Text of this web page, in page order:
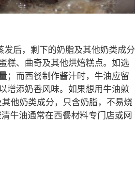
后，剩下的奶脂及其他奶类成分
糕、曲奇及其他烘焙糕点。如选
；而西餐制作酱汁时，牛油应留
增添奶香风味。如果想用牛油煎
他奶类成分，只含奶脂，不易烧
牛油通常在西餐材料专门店或网